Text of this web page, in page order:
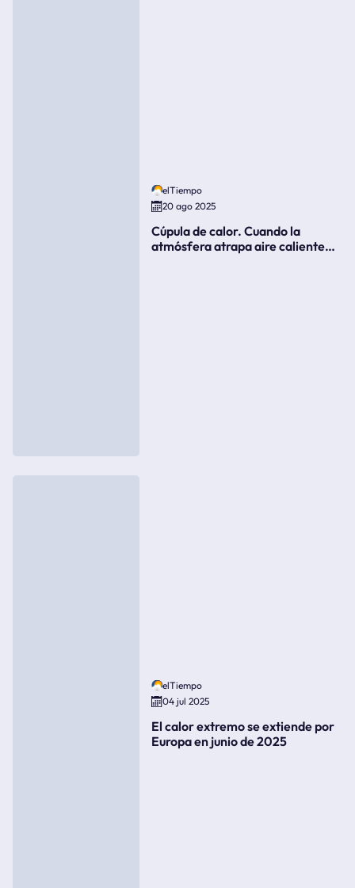
elTiempo
20 ago 2025
Cúpula de calor. Cuando la
atmósfera atrapa aire caliente
elTiempo
04 jul 2025
El calor extremo se extiende por
Europa en junio de 2025